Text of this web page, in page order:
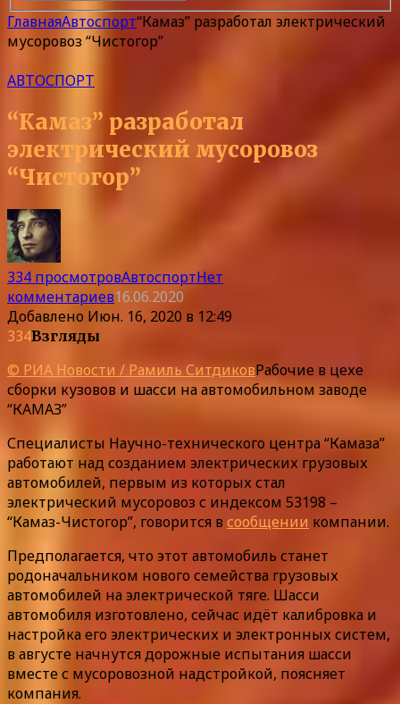
ГлавнаяАвтоспорт“Камаз” разработал электрический
мусоровоз “Чистогор”
АВТОСПОРТ
“Камаз” разработал
электрический мусоровоз
“Чистогор”
334 просмотровАвтоспортНет
комментариев16.06.2020
Добавлено Июн. 16, 2020 в 12:49
334Взгляды
© РИА Новости / Рамиль СитдиковРабочие в цехе
сборки кузовов и шасси на автомобильном заводе
“КАМАЗ”
Специалисты Научно-технического центра “Камаза”
работают над созданием электрических грузовых
автомобилей, первым из которых стал
электрический мусоровоз с индексом 53198 –
“Камаз-Чистогор”, говорится в сообщении компании.
Предполагается, что этот автомобиль станет
родоначальником нового семейства грузовых
автомобилей на электрической тяге. Шасси
автомобиля изготовлено, сейчас идёт калибровка и
настройка его электрических и электронных систем,
в августе начнутся дорожные испытания шасси
вместе с мусоровозной надстройкой, поясняет
компания.